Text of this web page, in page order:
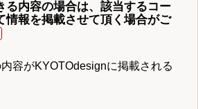
る内容の場合は、該当するコー
情報を掲載させて頂く場合がご
容がKYOTOdesignに掲載される